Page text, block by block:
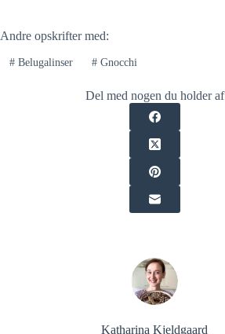
Andre opskrifter med:
#Belugalinser #Gnocchi
Del med nogen du holder af
Katharina Kjeldgaard